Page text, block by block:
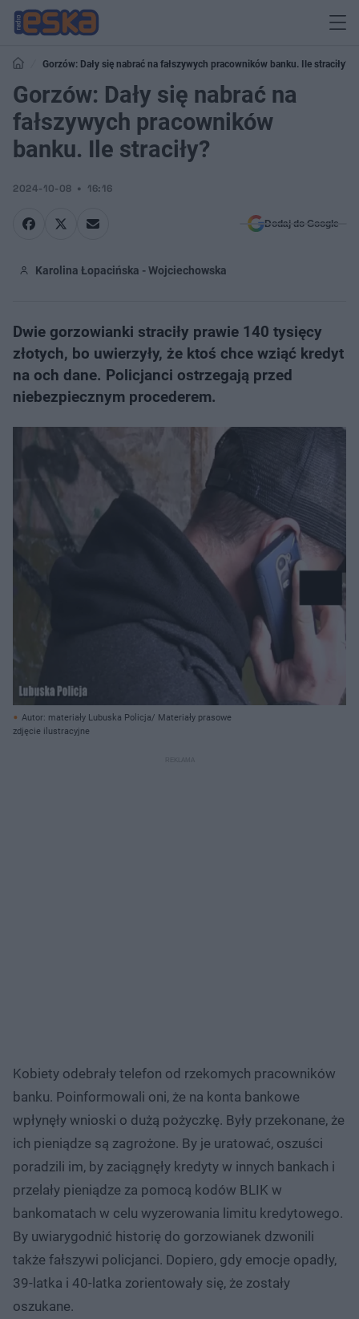
Gorzów: Dały się nabrać na fałszywych pracowników banku. Ile straciły?
Gorzów: Dały się nabrać na
fałszywych pracowników
banku. Ile straciły?
2024-10-08 16:16
Dodaj do Google
Karolina Łopacińska - Wojciechowska
Dwie gorzowianki straciły prawie 140 tysięcy
złotych, bo uwierzyły, że ktoś chce wziąć kredyt
na och dane. Policjanci ostrzegają przed
niebezpiecznym procederem.
Autor: materiały Lubuska Policja/ Materiały prasowe
zdjęcie ilustracyjne
Kobiety odebrały telefon od rzekomych pracowników
banku. Poinformowali oni, że na konta bankowe
wpłynęły wnioski o dużą pożyczkę. Były przekonane, że
ich pieniądze są zagrożone. By je uratować, oszuści
poradzili im, by zaciągnęły kredyty w innych bankach i
przelały pieniądze za pomocą kodów BLIK w
bankomatach w celu wyzerowania limitu kredytowego.
By uwiarygodnić historię do gorzowianek dzwonili
także fałszywi policjanci. Dopiero, gdy emocje opadły,
39-latka i 40-latka zorientowały się, że zostały
oszukane.